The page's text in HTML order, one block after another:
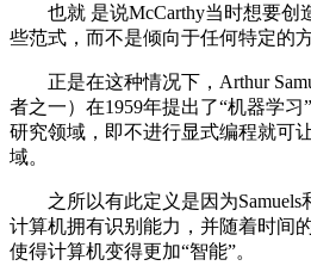
也就 是说McCarthy当时想要创
些范式，而不是倾向于任何特定的方
正是在这种情况下，Arthur
者之一）在1959年提出了“机器学
研究领域，即不进行显式编程就可
域。
之所以有此定义是因为Samuels
计算机拥有识别能力，并随着时间
使得计算机变得更加“智能”。